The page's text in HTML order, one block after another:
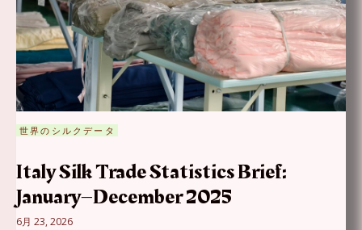
世界のシルクデータ
Italy Silk Trade Statistics Brief:
January–December 2025
6月 23, 2026